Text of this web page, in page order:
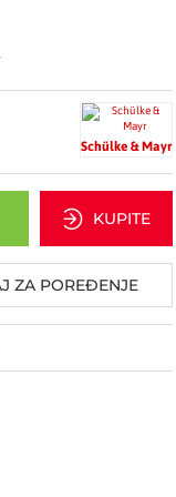
rastvora utrljati na
dovoljnu
moraju biti vlažne
(96% v/v), 0,1 g
Schülke & Mayr
KUPITE
ZA POREĐENJE